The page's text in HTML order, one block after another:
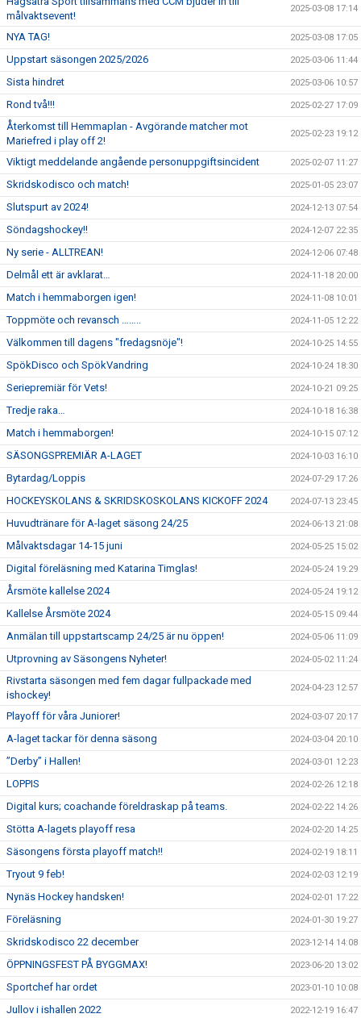
målvaktsevent!
2025-03-08 17:14
NYA TAG! 2025-03-08 17:05
Uppstart säsongen 2025/2026 2025-03-06 11:44
Sista hindret 2025-03-06 10:57
Rond två!!! 2025-02-27 17:09
Återkomst till Hemmaplan - Avgörande matcher mot
Mariefred i play off 2!
2025-02-23 19:12
Viktigt meddelande angående personuppgiftsincident 2025-02-07 11:27
Skridskodisco och match! 2025-01-05 23:07
Slutspurt av 2024! 2024-12-13 07:54
Söndagshockey!! 2024-12-07 22:35
Ny serie - ALLTREAN! 2024-12-06 07:48
Delmål ett är avklarat… 2024-11-18 20:00
Match i hemmaborgen igen! 2024-11-08 10:01
Toppmöte och revansch …….. 2024-11-05 12:22
Välkommen till dagens "fredagsnöje"! 2024-10-25 14:55
SpökDisco och SpökVandring 2024-10-24 18:30
Seriepremiär för Vets! 2024-10-21 09:25
Tredje raka… 2024-10-18 16:38
Match i hemmaborgen! 2024-10-15 07:12
SÄSONGSPREMIÄR A-LAGET 2024-10-03 16:10
Bytardag/Loppis 2024-07-29 17:26
HOCKEYSKOLANS & SKRIDSKOSKOLANS KICKOFF 2024 2024-07-13 23:45
Huvudtränare för A-laget säsong 24/25 2024-06-13 21:08
Målvaktsdagar 14-15 juni 2024-05-25 15:02
Digital föreläsning med Katarina Timglas! 2024-05-24 19:29
Årsmöte kallelse 2024 2024-05-24 19:12
Kallelse Årsmöte 2024 2024-05-15 09:44
Anmälan till uppstartscamp 24/25 är nu öppen! 2024-05-06 11:09
Utprovning av Säsongens Nyheter! 2024-05-02 11:24
Rivstarta säsongen med fem dagar fullpackade med
ishockey!
2024-04-23 12:57
Playoff för våra Juniorer! 2024-03-07 20:17
A-laget tackar för denna säsong 2024-03-04 20:10
”Derby” i Hallen! 2024-03-01 12:23
LOPPIS 2024-02-26 12:18
Digital kurs; coachande föreldraskap på teams. 2024-02-22 14:26
Stötta A-lagets playoff resa 2024-02-20 14:25
Säsongens första playoff match!! 2024-02-19 18:11
Tryout 9 feb! 2024-02-03 12:19
Nynäs Hockey handsken! 2024-02-01 17:22
Föreläsning 2024-01-30 19:27
Skridskodisco 22 december 2023-12-14 14:08
ÖPPNINGSFEST PÅ BYGGMAX! 2023-06-20 13:02
Sportchef har ordet 2023-01-10 10:08
Jullov i ishallen 2022 2022-12-19 16:47